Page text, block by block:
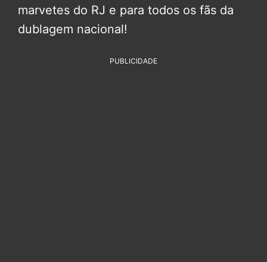
marvetes do RJ e para todos os fãs da
dublagem nacional!
PUBLICIDADE